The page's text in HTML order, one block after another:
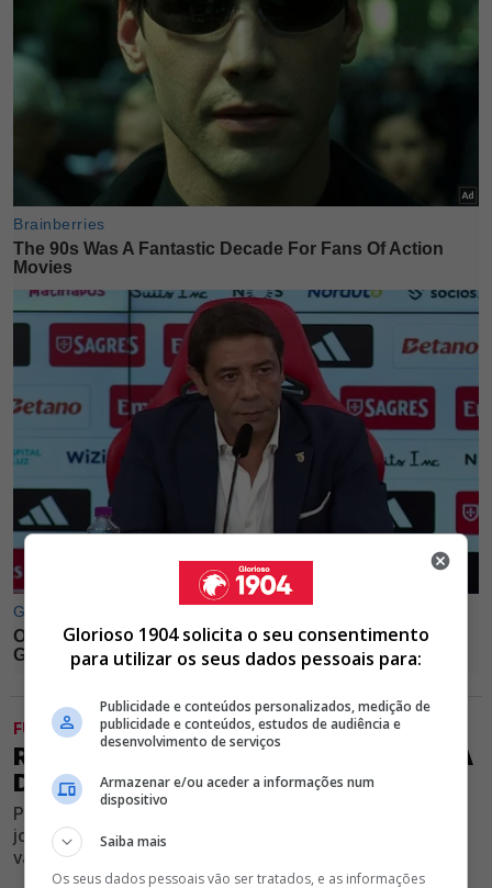
FUTEBOL
RUI COSTA VAI AUMENTAR SALÁRIO A
DESEQUILIBRADOR DO BENFICA
Presidente encarnado quer renovar o contrato com
jogador diferenciador do Clube e deverá fortalecer
valorização nos vencimentos do atleta
Glorioso 1904 solicita o seu consentimento
para utilizar os seus dados pessoais para:
Publicidade e conteúdos personalizados, medição de
publicidade e conteúdos, estudos de audiência e
desenvolvimento de serviços
Armazenar e/ou aceder a informações num
dispositivo
Saiba mais
Os seus dados pessoais vão ser tratados, e as informações